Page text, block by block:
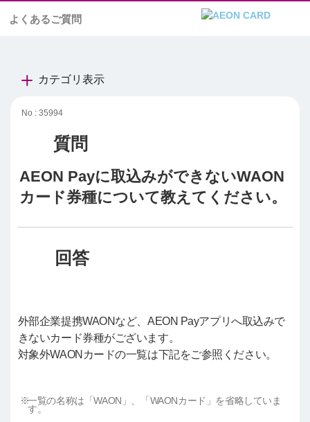
よくあるご質問
カテゴリ表示
No : 35994
AEON Payに取込みができないWAON
カード券種について教えてください。
外部企業提携WAONなど、AEON Payアプリへ取込みで
きないカード券種がございます。
対象外WAONカードの一覧は下記をご参照ください。
一覧の名称は「WAON」、「WAONカード」を省略していま
す。